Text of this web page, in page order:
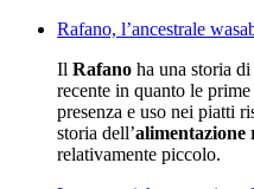
Rafano, l’ancestrale
Il Rafano ha una storia
recente in quanto le
presenza e uso nei piatti
storia dell’alimentazione
relativamente piccolo.